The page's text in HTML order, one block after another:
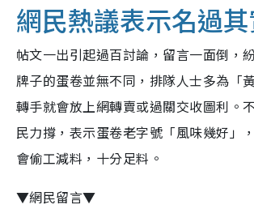
網民熱議表示名過
帖文一出引起過百討論，留言一面倒，
牌子的蛋卷並無不同，排隊人士多為「
轉手就會放上網轉賣或過關交收圖利。
民力撐，表示蛋卷老字號「風味幾好」
會偷工減料，十分足料。
▼網民留言▼